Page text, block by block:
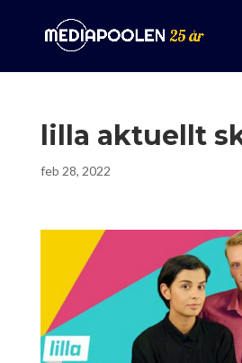
lilla aktuellt
feb 28, 2022